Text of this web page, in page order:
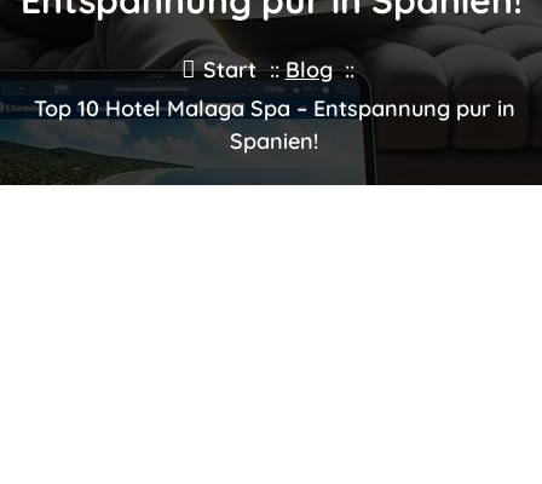
Start ::Blog::
Top 10 Hotel Malaga Spa – Entspannung pur in
Spanien!